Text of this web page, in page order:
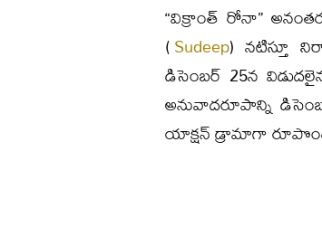
“విక్రాంత్ రోనా”
(Sudeep) నటిస్తూ
డిసెంబర్ 25న
అనువాదరూపాన్ని
యాక్షన్ డ్రామాగా రూపొందిన